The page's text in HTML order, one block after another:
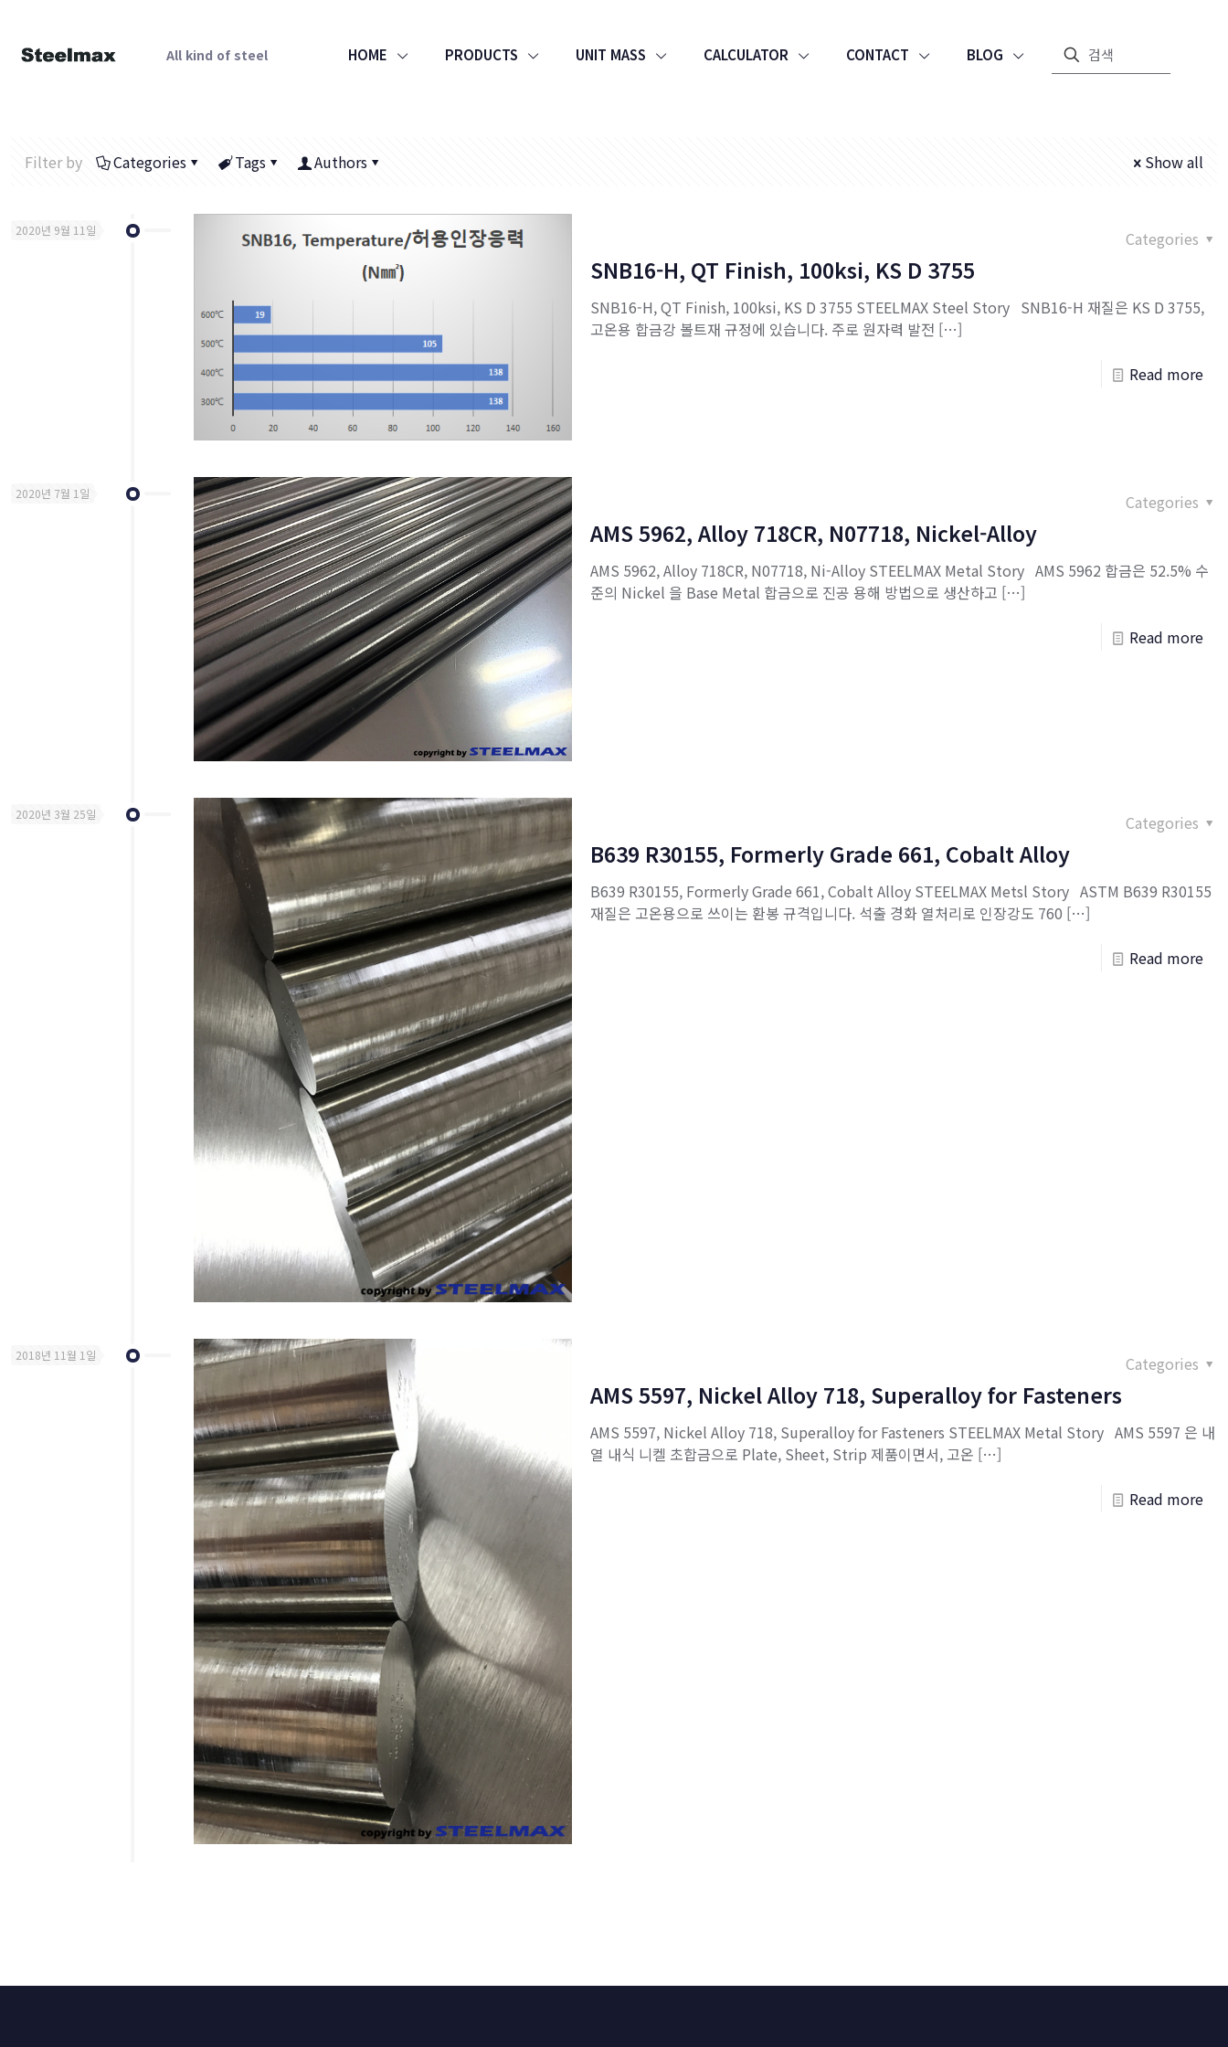
All kind of steel HOME PRODUCTS UNIT MASS CALCULATOR CONTACT BLOG
Filter by Categories Tags Authors Show all
2020년 9월 11일 Categories
SNB16-H, QT Finish, 100ksi, KS D 3755
SNB16-H, QT Finish, 100ksi, KS D 3755 STEELMAX Steel Story SNB16-H 재질은 KS D 3755,
고온용 합금강 볼트재 규정에 있습니다. 주로 원자력 발전 […]
Read more
2020년 7월 1일 Categories
AMS 5962, Alloy 718CR, N07718, Nickel-Alloy
AMS 5962, Alloy 718CR, N07718, Ni-Alloy STEELMAX Metal Story AMS 5962 합금은 52.5% 수
준의 Nickel 을 Base Metal 합금으로 진공 용해 방법으로 생산하고 […]
Read more
2020년 3월 25일 Categories
B639 R30155, Formerly Grade 661, Cobalt Alloy
B639 R30155, Formerly Grade 661, Cobalt Alloy STEELMAX Metsl Story ASTM B639 R30155
재질은 고온용으로 쓰이는 환봉 규격입니다. 석출 경화 열처리로 인장강도 760 […]
Read more
2018년 11월 1일 Categories
AMS 5597, Nickel Alloy 718, Superalloy for Fasteners
AMS 5597, Nickel Alloy 718, Superalloy for Fasteners STEELMAX Metal Story AMS 5597 은 내
열 내식 니켈 초합금으로 Plate, Sheet, Strip 제품이면서, 고온 […]
Read more